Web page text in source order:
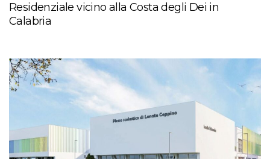
Residenziale vicino alla Costa degli Dei in
Calabria